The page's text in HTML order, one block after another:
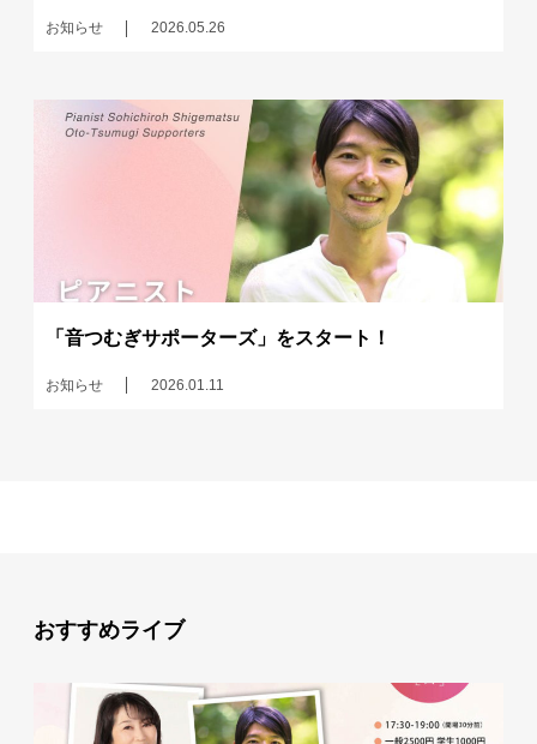
お知らせ 2026.05.26
「音つむぎサポーターズ」をスタート！
お知らせ 2026.01.11
おすすめライブ